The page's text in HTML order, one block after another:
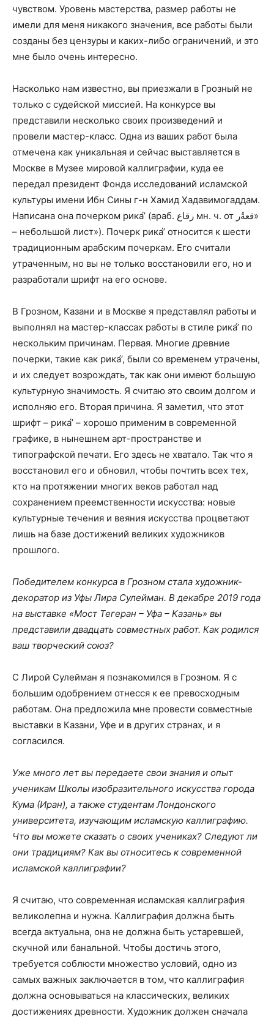
чувством. Уровень мастерства, размер работы не
имели для меня никакого значения, все работы были
созданы без цензуры и каких-либо ограничений, и это
мне было очень интересно.
Насколько нам известно, вы приезжали в Грозный не
только с судейской миссией. На конкурсе вы
представили несколько своих произведений и
провели мастер-класс. Одна из ваших работ была
отмечена как уникальная и сейчас выставляется в
Москве в Музее мировой каллиграфии, куда ее
передал президент Фонда исследований исламской
культуры имени Ибн Сины г-н Хамид Хадавимогаддам.
Написана она почерком рика́’ (араб. رقاع мн. ч. от قعةُر»
– небольшой лист»). Почерк рика́’ относится к шести
традиционным арабским почеркам. Его считали
утраченным, но вы не только восстановили его, но и
разработали шрифт на его основе.
В Грозном, Казани и в Москве я представлял работы и
выполнял на мастер-классах работы в стиле рика́’ по
нескольким причинам. Первая. Многие древние
почерки, такие как рика́’, были со временем утрачены,
и их следует возрождать, так как они имеют большую
культурную значимость. Я считаю это своим долгом и
исполняю его. Вторая причина. Я заметил, что этот
шрифт – рика́’ – хорошо применим в современной
графике, в нынешнем арт-пространстве и
типографской печати. Его здесь не хватало. Так что я
восстановил его и обновил, чтобы почтить всех тех,
кто на протяжении многих веков работал над
сохранением преемственности искусства: новые
культурные течения и веяния искусства процветают
лишь на базе достижений великих художников
прошлого.
Победителем конкурса в Грозном стала художник-
декоратор из Уфы Лира Сулейман. В декабре 2019 года
на выставке «Мост Тегеран – Уфа – Казань» вы
представили двадцать совместных работ. Как родился
ваш творческий союз?
С Лирой Сулейман я познакомился в Грозном. Я с
большим одобрением отнесся к ее превосходным
работам. Она предложила мне провести совместные
выставки в Казани, Уфе и в других странах, и я
согласился.
Уже много лет вы передаете свои знания и опыт
ученикам Школы изобразительного искусства города
Кума (Иран), а также студентам Лондонского
университета, изучающим исламскую каллиграфию.
Что вы можете сказать о своих учениках? Следуют ли
они традициям? Как вы относитесь к современной
исламской каллиграфии?
Я считаю, что современная исламская каллиграфия
великолепна и нужна. Каллиграфия должна быть
всегда актуальна, она не должна быть устаревшей,
скучной или банальной. Чтобы достичь этого,
требуется соблюсти множество условий, одно из
самых важных заключается в том, что каллиграфия
должна основываться на классических, великих
достижениях древности. Художник должен сначала